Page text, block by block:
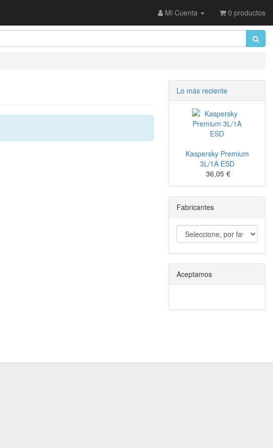
Mi Cuenta 0 productos
Lo más reciente
Kaspersky Premium
3L/1A ESD
36,05 €
Fabricantes
Aceptamos